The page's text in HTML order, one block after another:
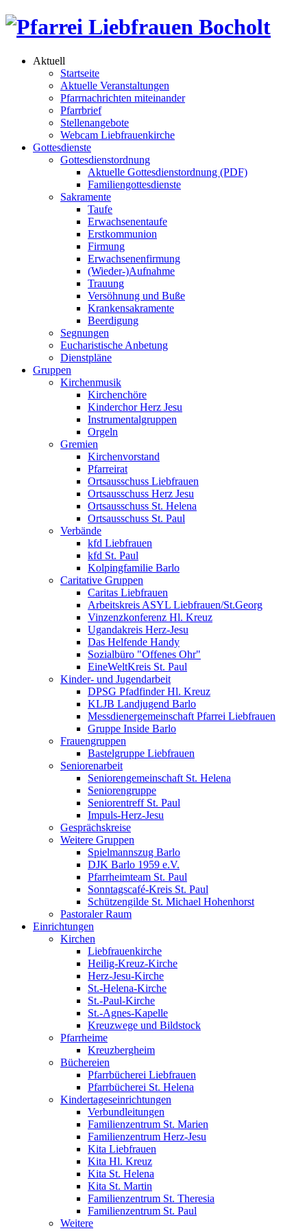
Aktuell
Startseite
Aktuelle Veranstaltungen
Pfarrnachrichten miteinander
Pfarrbrief
Stellenangebote
Webcam Liebfrauenkirche
Gottesdienste
Gottesdienstordnung
Aktuelle Gottesdienstordnung (PDF)
Familiengottesdienste
Sakramente
Taufe
Erwachsenentaufe
Erstkommunion
Firmung
Erwachsenenfirmung
(Wieder-)Aufnahme
Trauung
Versöhnung und Buße
Krankensakramente
Beerdigung
Segnungen
Eucharistische Anbetung
Dienstpläne
Gruppen
Kirchenmusik
Kirchenchöre
Kinderchor Herz Jesu
Instrumentalgruppen
Orgeln
Gremien
Kirchenvorstand
Pfarreirat
Ortsausschuss Liebfrauen
Ortsausschuss Herz Jesu
Ortsausschuss St. Helena
Ortsausschuss St. Paul
Verbände
kfd Liebfrauen
kfd St. Paul
Kolpingfamilie Barlo
Caritative Gruppen
Caritas Liebfrauen
Arbeitskreis ASYL Liebfrauen/St.Georg
Vinzenzkonferenz Hl. Kreuz
Ugandakreis Herz-Jesu
Das Helfende Handy
Sozialbüro "Offenes Ohr"
EineWeltKreis St. Paul
Kinder- und Jugendarbeit
DPSG Pfadfinder Hl. Kreuz
KLJB Landjugend Barlo
Messdienergemeinschaft Pfarrei Liebfrauen
Gruppe Inside Barlo
Frauengruppen
Bastelgruppe Liebfrauen
Seniorenarbeit
Seniorengemeinschaft St. Helena
Seniorengruppe
Seniorentreff St. Paul
Impuls-Herz-Jesu
Gesprächskreise
Weitere Gruppen
Spielmannszug Barlo
DJK Barlo 1959 e.V.
Pfarrheimteam St. Paul
Sonntagscafé-Kreis St. Paul
Schützengilde St. Michael Hohenhorst
Pastoraler Raum
Einrichtungen
Kirchen
Liebfrauenkirche
Heilig-Kreuz-Kirche
Herz-Jesu-Kirche
St.-Helena-Kirche
St.-Paul-Kirche
St.-Agnes-Kapelle
Kreuzwege und Bildstock
Pfarrheime
Kreuzbergheim
Büchereien
Pfarrbücherei Liebfrauen
Pfarrbücherei St. Helena
Kindertageseinrichtungen
Verbundleitungen
Familienzentrum St. Marien
Familienzentrum Herz-Jesu
Kita Liebfrauen
Kita Hl. Kreuz
Kita St. Helena
Kita St. Martin
Familienzentrum St. Theresia
Familienzentrum St. Paul
Weitere